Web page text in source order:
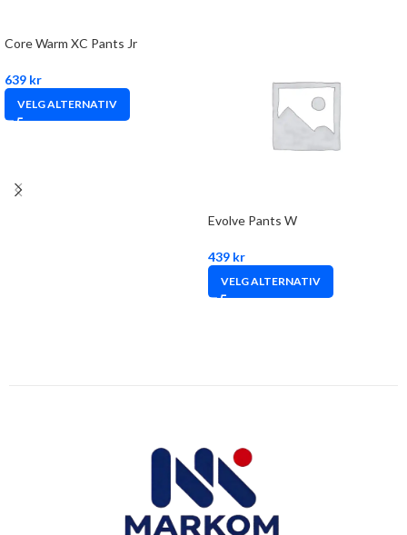
Core Warm XC Pants Jr
639 kr
VELG ALTERNATIV
Evolve Pants W
439 kr
VELG ALTERNATIV